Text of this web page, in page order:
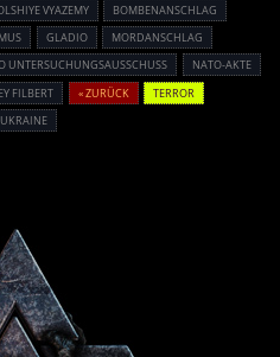
VYAZEMY
BOMBENANSCHLAG
GLADIO
MORDANSCHLAG
UNTERSUCHUNGSAUSSCHUSS
NATO-AKTE
FILBERT « ZURÜCK
TERROR
UKRAINE